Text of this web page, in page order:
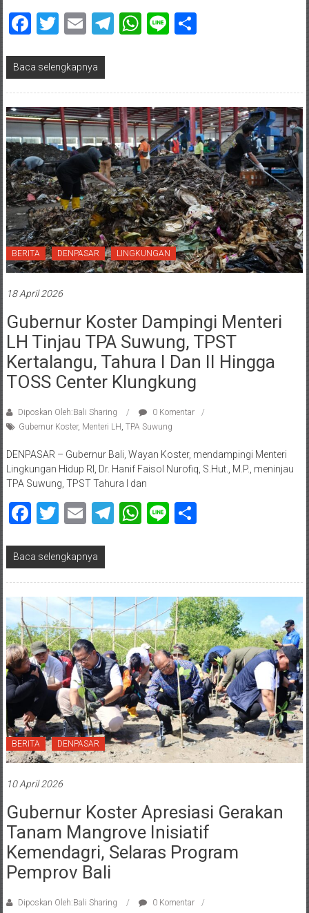
Facebook
Twitter
EmailTelegram
WhatsApp
LineShare
Baca selengkapnya
BERITA DENPASAR LINGKUNGAN
18 April 2026
Gubernur Koster Dampingi Menteri
LH Tinjau TPA Suwung, TPST
Kertalangu, Tahura I Dan II Hingga
TOSS Center Klungkung
Diposkan Oleh:Bali Sharing
0 Komentar
Gubernur Koster, Menteri LH, TPA Suwung
DENPASAR – Gubernur Bali, Wayan Koster, mendampingi Menteri
Lingkungan Hidup RI, Dr. Hanif Faisol Nurofiq, S.Hut., M.P., meninjau
TPA Suwung, TPST Tahura I dan
Facebook
Twitter
EmailTelegram
WhatsApp
LineShare
Baca selengkapnya
BERITA DENPASAR
10 April 2026
Gubernur Koster Apresiasi Gerakan
Tanam Mangrove Inisiatif
Kemendagri, Selaras Program
Pemprov Bali
Diposkan Oleh:Bali Sharing
0 Komentar